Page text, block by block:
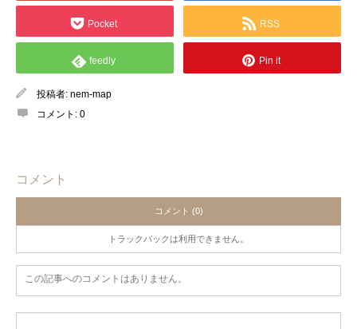
Pocket RSS
feedly Pin it
投稿者: nem-map
コメント: 0
コメント
コメント (0)
トラックバックは利用できません。
この記事へのコメントはありません。